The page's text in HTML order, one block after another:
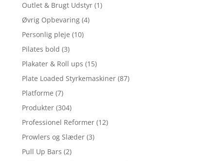
Outlet & Brugt Udstyr (1)
Øvrig Opbevaring (4)
Personlig pleje (10)
Pilates bold (3)
Plakater & Roll ups (15)
Plate Loaded Styrkemaskiner (87)
Platforme (7)
Produkter (304)
Professionel Reformer (12)
Prowlers og Slæder (3)
Pull Up Bars (2)